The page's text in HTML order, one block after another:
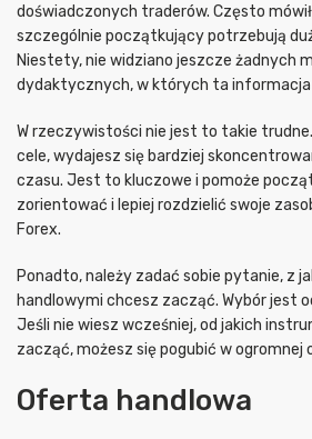
doświadczonych traderów. Często
szczególnie początkujący potrzebują
Niestety, nie widziano jeszcze żadnych
dydaktycznych, w których ta informacja
W rzeczywistości nie jest to takie trudne.
cele, wydajesz się bardziej
czasu. Jest to kluczowe i pomoże
zorientować i lepiej rozdzielić swoje
Forex.
Ponadto, należy zadać sobie pytanie, z
handlowymi chcesz zacząć. Wybór jest
Jeśli nie wiesz wcześniej, od jakich
zacząć, możesz się pogubić w ogromnej
Oferta handlowa